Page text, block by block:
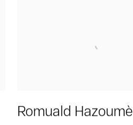
Romuald Hazoumè